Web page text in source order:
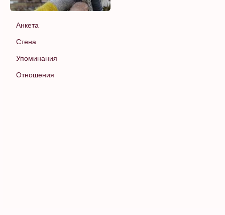
Анкета
Стена
Упоминания
Отношения